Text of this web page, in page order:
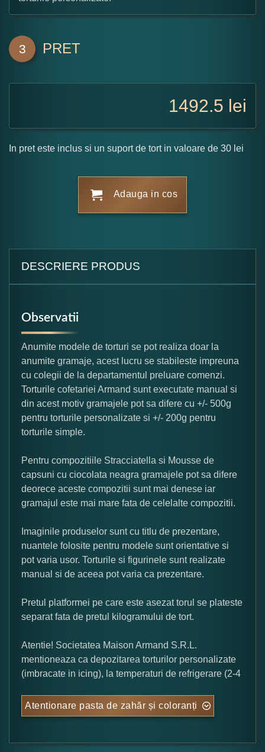
3 PRET
1492.5 lei
In pret este inclus si un suport de tort in valoare de 30 lei
Adauga in cos
DESCRIERE PRODUS
Observatii
Anumite modele de torturi se pot realiza doar la
anumite gramaje, acest lucru se stabileste impreuna
cu colegii de la departamentul preluare comenzi.
Torturile cofetariei Armand sunt executate manual si
din acest motiv gramajele pot sa difere cu +/- 500g
pentru torturile personalizate si +/- 200g pentru
torturile simple.
Pentru compozitiile Stracciatella si Mousse de
capsuni cu ciocolata neagra gramajele pot sa difere
deorece aceste compozitii sunt mai denese iar
gramajul este mai mare fata de celelalte compozitii.
Imaginile produselor sunt cu titlu de prezentare,
nuantele folosite pentru modele sunt orientative si
pot varia usor. Torturile si figurinele sunt realizate
manual si de aceea pot varia ca prezentare.
Pretul platformei pe care este asezat torul se plateste
separat fata de pretul kilogramului de tort.
Atentie! Societatea Maison Armand S.R.L.
mentioneaza ca depozitarea torturilor personalizate
(imbracate in icing), la temperaturi de refrigerare (2-4
Atentionare pasta de zahăr și coloranți